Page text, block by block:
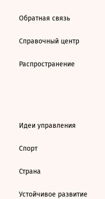
Обратная связь
Справочный центр
Распространение
Идеи управления
Спорт
Страна
Устойчивое развитие